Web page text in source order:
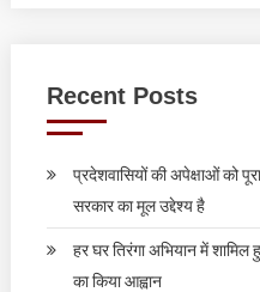
Recent Posts
प्रदेशवासियों की अपेक्षाओं को
सरकार का मूल उद्देश्य है
हर घर तिरंगा अभियान में शामिल
का किया आह्वान